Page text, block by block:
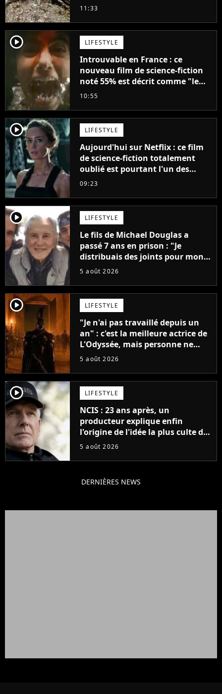
11:33
player2 LIFESTYLE
Introuvable en France : ce
nouveau film de science-fiction
noté 55% est décrit comme "le
plus stupide de l'année"
10:55
player2 LIFESTYLE
Aujourd'hui sur Netflix : ce film
de science-fiction totalement
oublié est pourtant l'un des
meilleurs des années 2010
09:23
player2 LIFESTYLE
Le fils de Michael Douglas a
passé 7 ans en prison : "Je
distribuais des joints pour mon
père"
5 août 2026
player2 LIFESTYLE
"Je n'ai pas travaillé depuis un
an" : c'est la meilleure actrice de
L'Odyssée, mais personne ne
veut lui donner de rôle au
5 août 2026
player2 LIFESTYLE
NCIS : 23 ans après, un
producteur explique enfin
l'origine de l'idée la plus culte de
la série (et on ne parle pas du
5 août 2026
DERNIÈRES NEWS